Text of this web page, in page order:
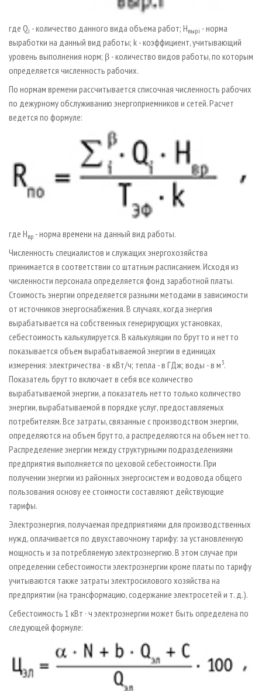
где Qi - количество данного вида объема работ; Hвыр.i - норма
выработки на данный вид работы; k - коэффициент, учитывающий
уровень выполнения норм; β - количество видов работы, по которым
определяется численность рабочих.
По нормам времени рассчитывается списочная численность рабочих
по дежурному обслуживанию энергоприемников и сетей. Расчет
ведется по формуле:
где Hвр - норма времени на данный вид работы.
Численность специалистов и служащих энергохозяйства
принимается в соответствии со штатным расписанием. Исходя из
численности персонала определяется фонд заработной платы.
Стоимость энергии определяется разными методами в зависимости
от источников энергоснабжения. В случаях, когда энергия
вырабатывается на собственных генерирующих установках,
себестоимость калькулируется. В калькуляции по брутто и нетто
показывается объем вырабатываемой энергии в единицах
измерения: электричества - в кВт/ч; тепла - в ГДж; воды - в м3.
Показатель брутто включает в себя все количество
вырабатываемой энергии, а показатель нетто только количество
энергии, вырабатываемой в порядке услуг, предоставляемых
потребителям. Все затраты, связанные с производством энергии,
определяются на объем брутто, а распределяются на объем нетто.
Распределение энергии между структурными подразделениями
предприятия выполняется по цеховой себестоимости. При
получении энергии из районных энергосистем и водовода общего
пользования основу ее стоимости составляют действующие
тарифы.
Электроэнергия, получаемая предприятиями для производственных
нужд, оплачивается по двухставочному тарифу: за установленную
мощность и за потребляемую электроэнергию. В этом случае при
определении себестоимости электроэнергии кроме платы по тарифу
учитываются также затраты электросилового хозяйства на
предприятии (на трансформацию, содержание электросетей и т. д.).
Себестоимость 1 кВт · ч электроэнергии может быть определена по
следующей формуле: